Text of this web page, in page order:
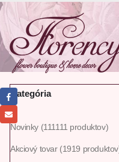
Kategória
Novinky 111111 produktov
Akciový tovar 1919 produktov